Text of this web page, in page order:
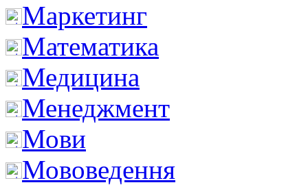
Маркетинг
Математика
Медицина
Менеджмент
Мови
Мововедення